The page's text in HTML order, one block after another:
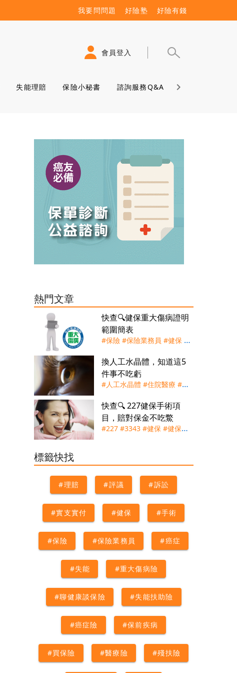
我要問問題 好險塾 好險有錢
會員登入
失能理賠 保險小秘書 諮詢服務Q&A 保險學堂
熱門文章
快查🔍健保重大傷病證明
範圍簡表
#保險 #保險業務員 #健保 #
換人工水晶體，知道這5
件事不吃虧
#人工水晶體 #住院醫療 #健
#白內障#自付差額
快查🔍 227健保手術項
目，賠對保金不吃鱉
#227 #3343 #健保 #健保快
標籤快找
#理賠 #評議 #訴訟
#實支實付 #健保 #手術
#保險 #保險業務員 #癌症
#失能 #重大傷病險
#聊健康談保險 #失能扶助險
#癌症險 #保前疾病
#買保險 #醫療險 #殘扶險